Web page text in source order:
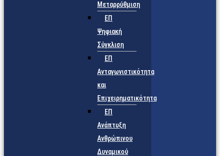
Μεταρρύθμιση
ΕΠ
Ψηφιακή
Σύγκλιση
ΕΠ
Ανταγωνιστικότητα
και
Επιχειρηματικότητα
ΕΠ
Ανάπτυξη
Ανθρώπινου
Δυναμικού